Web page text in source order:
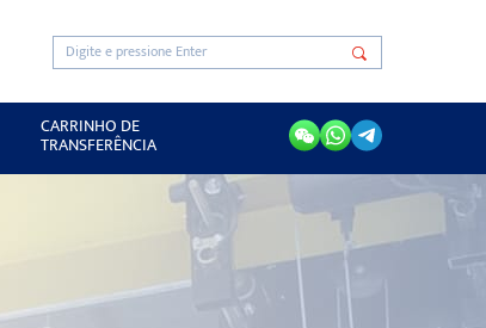
CARRINHO DE
TRANSFERÊNCIA